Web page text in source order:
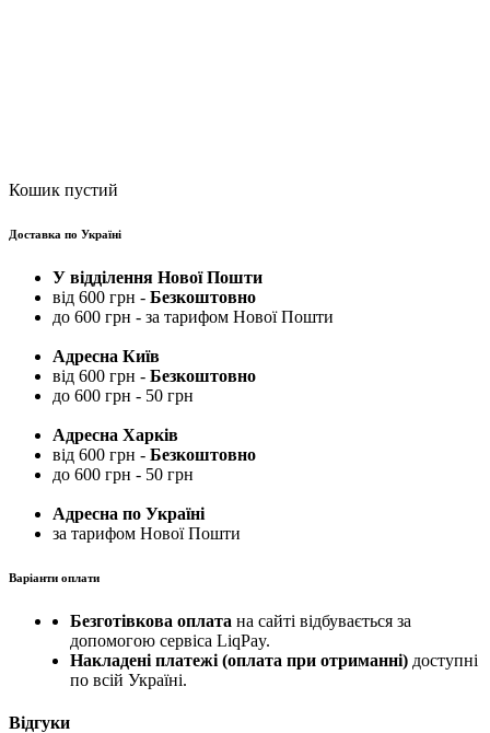
Кошик пустий
Доставка по Україні
У відділення Нової Пошти
від 600 грн - Безкоштовно
до 600 грн - за тарифом Нової Пошти
Адресна Київ
від 600 грн - Безкоштовно
до 600 грн - 50 грн
Адресна Харків
від 600 грн - Безкоштовно
до 600 грн - 50 грн
Адресна по Україні
за тарифом Нової Пошти
Варіанти оплати
Безготівкова оплата на сайті відбувається за
допомогою сервіса LiqPay.
Накладені платежі (оплата при отриманні) доступні
по всій Україні.
Відгуки